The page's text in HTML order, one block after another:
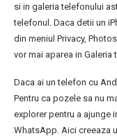
si in galeria telefonului
telefonul. Daca detii un
din meniul Privacy,
vor mai aparea in Galeria
Daca ai un telefon cu
Pentru ca pozele sa nu
explorer pentru a ajunge
WhatsApp. Aici creeaza